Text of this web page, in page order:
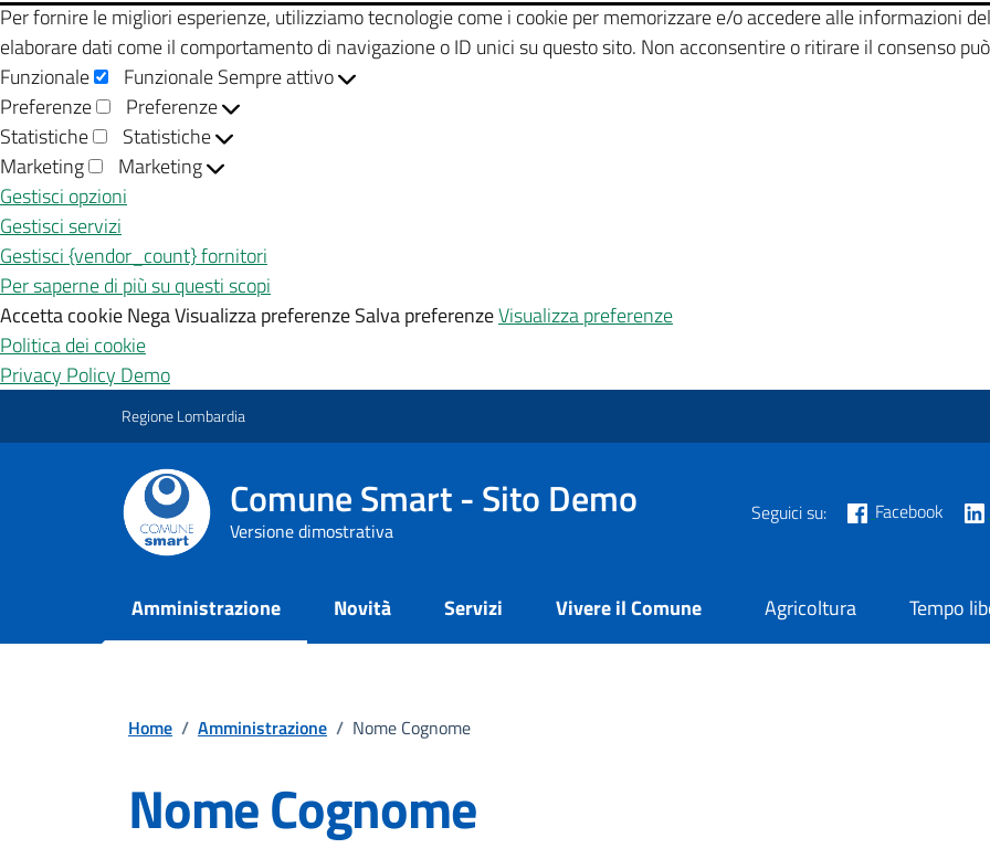
Per fornire le migliori esperienze, utilizziamo tecnologie come i cookie per memorizzare e/o accedere alle informazioni
elaborare dati come il comportamento di navigazione o ID unici su questo sito. Non acconsentire o ritirare il consenso
Funzionale
FunzionaleSempre attivo
Preferenze
Preferenze
Statistiche
Statistiche
Marketing
Marketing
Gestisci opzioni
Gestisci servizi
Gestisci {vendor_count} fornitori
Per saperne di più su questi scopi
Accetta cookieNegaVisualizza preferenzeSalva preferenzeVisualizza preferenze
Politica dei cookie
Privacy Policy Demo
Vai ai contenutiRegione Lombardia
Comune Smart - Sito Demo
Versione dimostrativa
Seguici su: Facebook
Amministrazione Novità Servizi Vivere il Comune Agricoltura Tempo
Home / Amministrazione / Nome Cognome
Nome Cognome